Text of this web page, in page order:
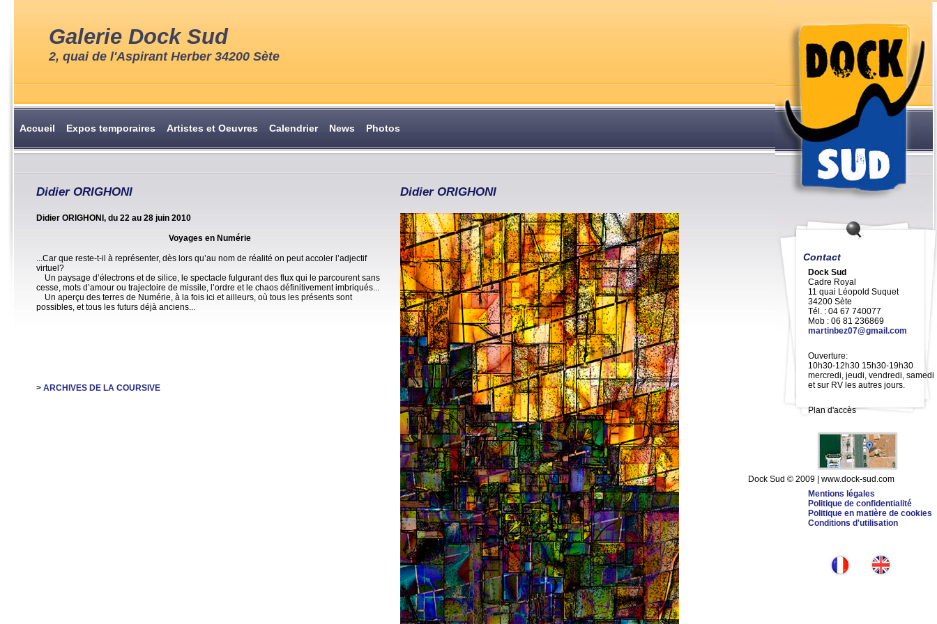
Galerie Dock Sud
2, quai de l'Aspirant Herber 34200 Sète
Accueil Expos temporaires Artistes et Oeuvres Calendrier News Photos
Didier ORIGHONI
Didier ORIGHONI, du 22 au 28 juin 2010
Voyages en Numérie
...Car que reste-t-il à représenter, dès lors qu’au nom de réalité on peut accoler l’adjectif
virtuel?
Un paysage d’électrons et de silice, le spectacle fulgurant des flux qui le parcourent sans
cesse, mots d’amour ou trajectoire de missile, l’ordre et le chaos définitivement imbriqués...
Un aperçu des terres de Numérie, à la fois ici et ailleurs, où tous les présents sont
possibles, et tous les futurs déjà anciens...
> ARCHIVES DE LA COURSIVE
Didier ORIGHONI
Contact
Dock Sud
Cadre Royal
11 quai Léopold Suquet
34200 Sète
Tél. : 04 67 740077
Mob : 06 81 236869
martinbez07@gmail.com
Ouverture:
10h30-12h30 15h30-19h30
mercredi, jeudi, vendredi, samedi
et sur RV les autres jours.
Plan d'accès
Mentions légales
Politique de confidentialité
Politique en matière de cookies
Conditions d'utilisation
Dock Sud © 2009 | www.dock-sud.com